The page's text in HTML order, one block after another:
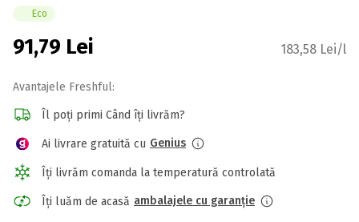
Eco
91,79 Lei 183,58 Lei/l
Avantajele Freshful:
Îl poți primi Când îți livrăm?
Ai livrare gratuită cu Genius
Îți livrăm comanda la temperatură controlată
Îți luăm de acasă ambalajele cu garanție